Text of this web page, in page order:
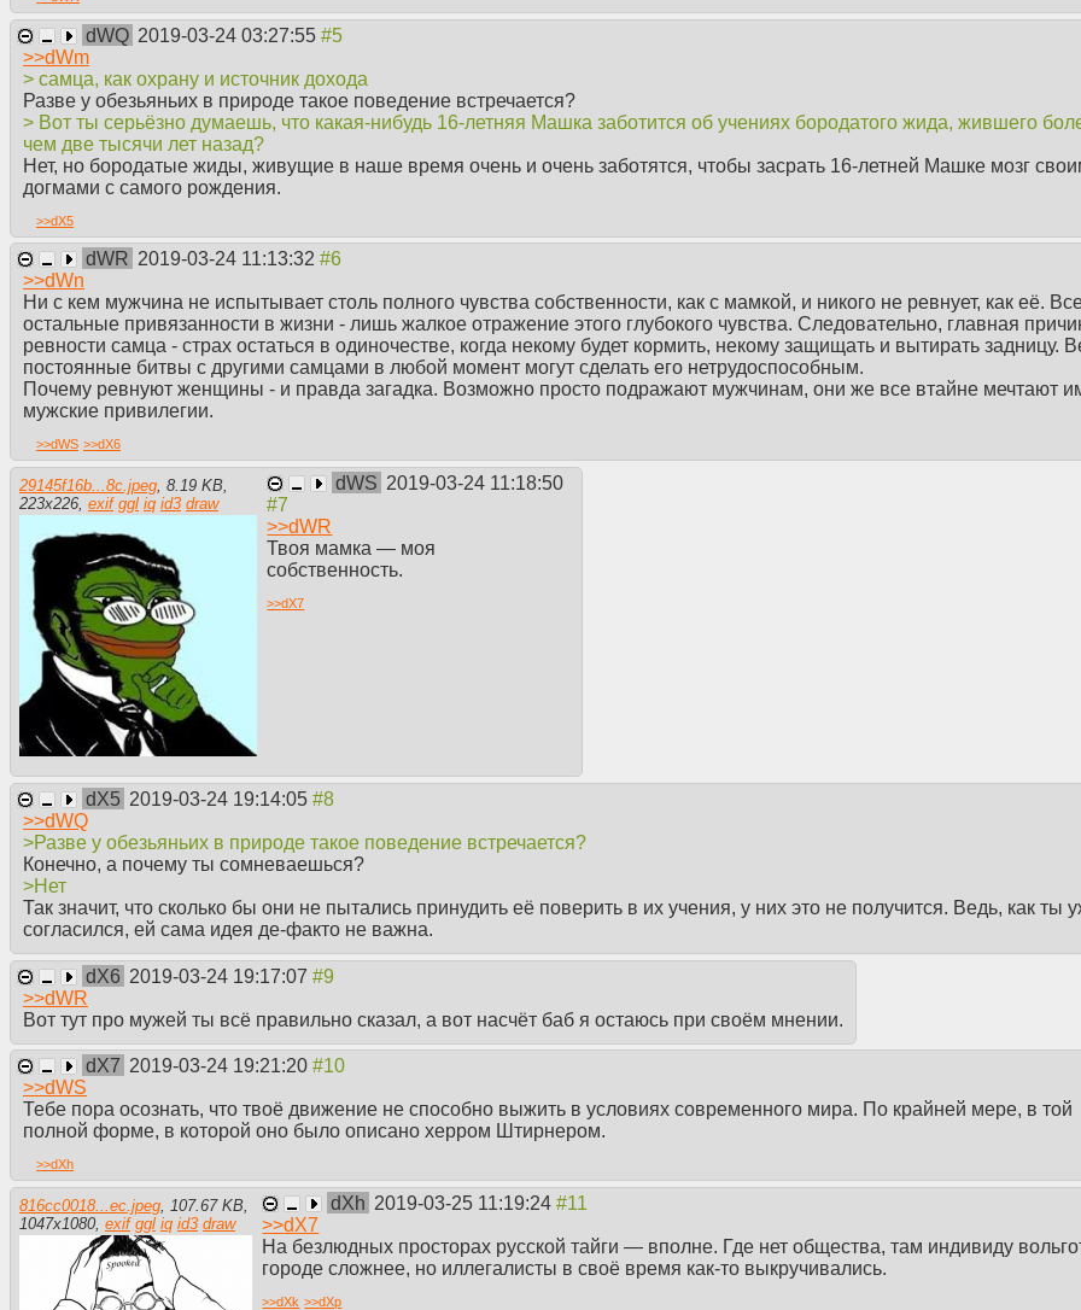
dWQ 2019-03-24 03:27:55
>>dWm
> самца, как охрану и источник дохода
Разве у обезьяньих в природе такое поведение встречается?
> Вот ты серьёзно думаешь, что какая-нибудь 16-летняя Машка заботится об учениях бородатого жида, жившего
чем две тысячи лет назад?
Нет, но бородатые жиды, живущие в наше время очень и очень заботятся, чтобы засрать 16-летней Машке мозг
догмами с самого рождения.
>>dX5
dWR 2019-03-24 11:13:32
>>dWn
Ни с кем мужчина не испытывает столь полного чувства собственности, как с мамкой, и никого не ревнует, как её.
остальные привязанности в жизни - лишь жалкое отражение этого глубокого чувства. Следовательно, главная
ревности самца - страх остаться в одиночестве, когда некому будет кормить, некому защищать и вытирать задницу.
постоянные битвы с другими самцами в любой момент могут сделать его нетрудоспособным.
Почему ревнуют женщины - и правда загадка. Возможно просто подражают мужчинам, они же все втайне мечтают
мужские привилегии.
>>dWS >>dX6
29145f16b...8c.jpeg, 8.19 KB,
223x226, exif ggl iq id3 draw
dWS 2019-03-24 11:18:50
>>dWR
Твоя мамка — моя
собственность.
>>dX7
dX5 2019-03-24 19:14:05
>>dWQ
>Разве у обезьяньих в природе такое поведение встречается?
Конечно, а почему ты сомневаешься?
>Нет
Так значит, что сколько бы они не пытались принудить её поверить в их учения, у них это не получится. Ведь, как ты
согласился, ей сама идея де-факто не важна.
dX6 2019-03-24 19:17:07
>>dWR
Вот тут про мужей ты всё правильно сказал, а вот насчёт баб я остаюсь при своём мнении.
dX7 2019-03-24 19:21:20
>>dWS
Тебе пора осознать, что твоё движение не способно выжить в условиях современного мира. По крайней мере, в той
полной форме, в которой оно было описано херром Штирнером.
>>dXh
816cc0018...ec.jpeg, 107.67 KB,
1047x1080, exif ggl iq id3 draw
dXh 2019-03-25 11:19:24
>>dX7
На безлюдных просторах русской тайги — вполне. Где нет общества, там индивиду
городе сложнее, но иллегалисты в своё время как-то выкручивались.
>>dXk >>dXp